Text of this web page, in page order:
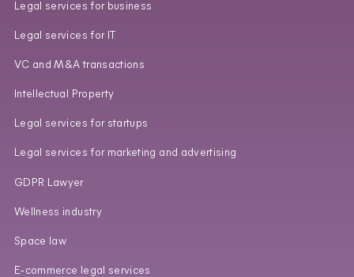
Legal services for business
Legal services for IT
VC and M&A transactions
Intellectual Property
Legal services for startups
Legal services for marketing and advertising
GDPR Lawyer
Wellness industry
Space law
E‑commerce legal services